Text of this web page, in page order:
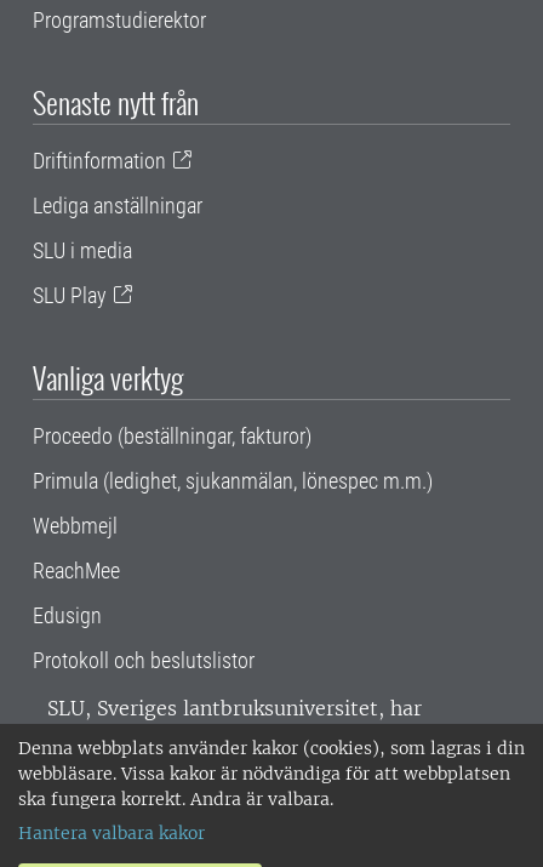
Denna webbplats använder kakor (cookies), som lagras i din
webbläsare. Vissa kakor är nödvändiga för att webbplatsen
ska fungera korrekt. Andra är valbara.
Hantera valbara kakor
Programstudierektor
Senaste nytt från
Driftinformation
Lediga anställningar
SLU i media
SLU Play
Vanliga verktyg
Proceedo (beställningar, fakturor)
Primula (ledighet, sjukanmälan, lönespec m.m.)
Webbmejl
ReachMee
Edusign
Protokoll och beslutslistor
SLU, Sveriges lantbruksuniversitet, har
verksamhet över hela Sverige. Huvudorter är
Alnarp, Uppsala och Umeå.SLU är
miljöcertifierat enligt ISO 14001. •
018-67 10 00 • Org nr: 202100-2817 •